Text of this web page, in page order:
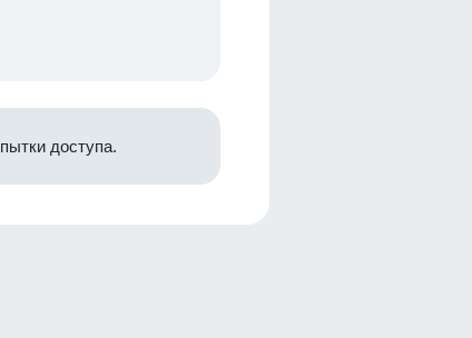
доступа.